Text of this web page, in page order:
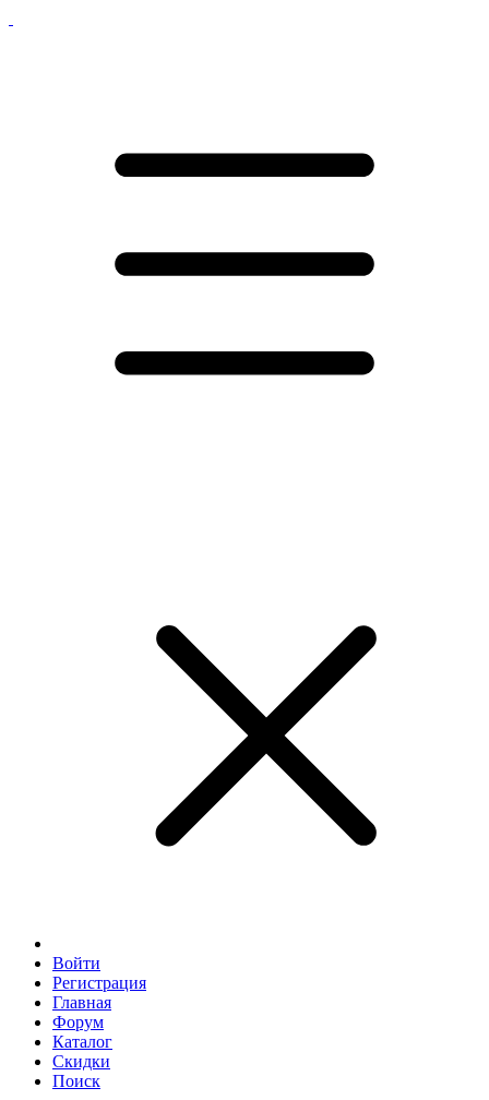
Войти
Регистрация
Главная
Форум
Каталог
Скидки
Поиск